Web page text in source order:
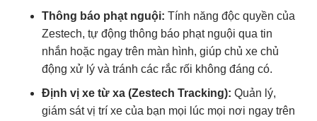
Thông báo phạt nguội: Tính năng độc quyền của
Zestech, tự động thông báo phạt nguội qua tin
nhắn hoặc ngay trên màn hình, giúp chủ xe chủ
động xử lý và tránh các rắc rối không đáng có.
Định vị xe từ xa (Zestech Tracking): Quản lý,
giám sát vị trí xe của bạn mọi lúc mọi nơi ngay trên